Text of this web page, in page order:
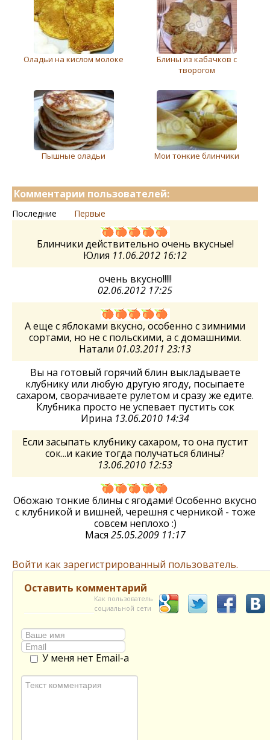
Оладьи на кислом молоке
Блины из кабачков с
творогом
Пышные оладьи Мои тонкие блинчики
Комментарии пользователей:
Последние Первые
Блинчики действительно очень вкусные!
Юлия 11.06.2012 16:12
очень вкусно!!!!!
02.06.2012 17:25
А еще с яблоками вкусно, особенно с зимними
сортами, но не с польскими, а с домашними.
Натали 01.03.2011 23:13
Вы на готовый горячий блин выкладываете
клубнику или любую другую ягоду, посыпаете
сахаром, сворачиваете рулетом и сразу же едите.
Клубника просто не успевает пустить сок
Ирина 13.06.2010 14:34
Если засыпать клубнику сахаром, то она пустит
сок...и какие тогда получаться блины?
13.06.2010 12:53
Обожаю тонкие блины с ягодами! Особенно вкусно
с клубникой и вишней, черешня с черникой - тоже
совсем неплохо :)
Мася 25.05.2009 11:17
Войти как зарегистрированный пользователь.
Оставить комментарий
Как пользователь
социальной сети
У меня нет Email-а